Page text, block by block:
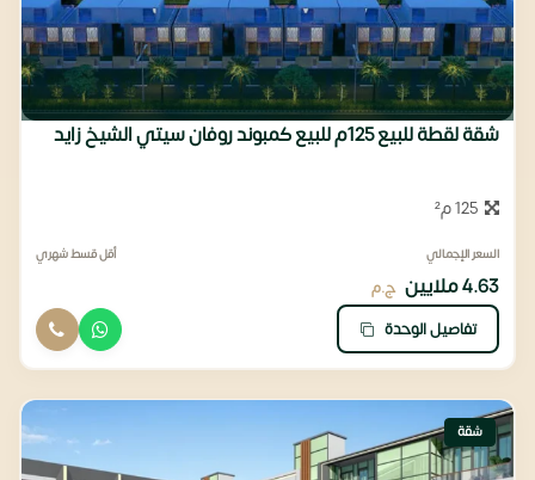
شقة لقطة للبيع 125م للبيع كمبوند روفان سيتي الشيخ زايد
السعر الإجمالي
4.63 ملايين ج.م
أقل قسط شهري
تفاصيل الوحدة
شقة